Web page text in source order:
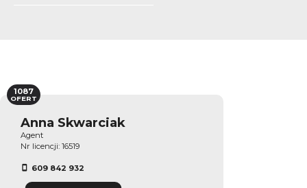
Anna Skwarciak
Agent
Nr licencji: 16519
609 842 932
1087
OFERT